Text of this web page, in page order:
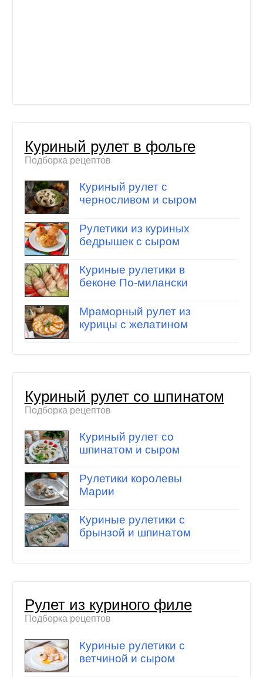
Куриный рулет в фольге
Подборка рецептов
Куриный рулет с
черносливом и сыром
Рулетики из куриных
бедрышек с сыром
Куриные рулетики в
беконе По-милански
Мраморный рулет из
курицы с желатином
Куриный рулет со шпинатом
Подборка рецептов
Куриный рулет со
шпинатом и сыром
Рулетики королевы
Марии
Куриные рулетики с
брынзой и шпинатом
Рулет из куриного филе
Подборка рецептов
Куриные рулетики с
ветчиной и сыром